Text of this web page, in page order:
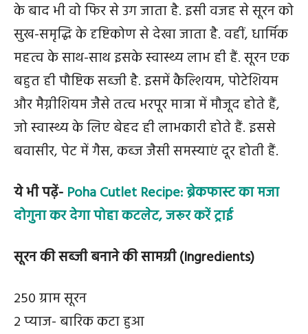
के बाद भी वो फिर से उग जाता है. इसी वजह से सूरन को
सुख-समृद्धि के दृष्टिकोण से देखा जाता है. वहीं, धार्मिक
महत्व के साथ-साथ इसके स्वास्थ्य लाभ ही हैं. सूरन एक
बहुत ही पौष्टिक सब्जी है. इसमें कैल्शियम, पोटेशियम
और मैग्नीशियम जैसे तत्व भरपूर मात्रा में मौजूद होते हैं,
जो स्वास्थ्य के लिए बेहद ही लाभकारी होते हैं. इससे
बवासीर, पेट में गैस, कब्ज जैसी समस्याएं दूर होती हैं.
ये भी पढ़ें- Poha Cutlet Recipe: ब्रेकफास्‍ट का मजा
दोगुना कर देगा पोहा कटलेट, जरूर करें ट्राई
सूरन की सब्जी बनाने की सामग्री (Ingredients)
250 ग्राम सूरन
2 प्याज- बारिक कटा हुआ